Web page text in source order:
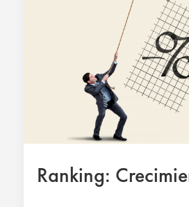
Ranking: